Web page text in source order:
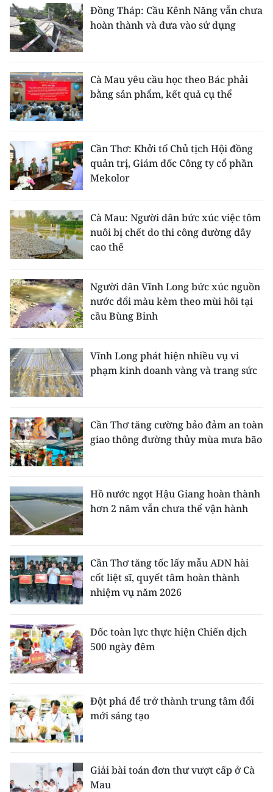
Đồng Tháp: Cầu Kênh Năng vẫn chưa
hoàn thành và đưa vào sử dụng
Cà Mau yêu cầu học theo Bác phải
bằng sản phẩm, kết quả cụ thể
Cần Thơ: Khởi tố Chủ tịch Hội đồng
quản trị, Giám đốc Công ty cổ phần
Mekolor
Cà Mau: Người dân bức xúc việc tôm
nuôi bị chết do thi công đường dây
cao thế
Người dân Vĩnh Long bức xúc nguồn
nước đổi màu kèm theo mùi hôi tại
cầu Bùng Binh
Vĩnh Long phát hiện nhiều vụ vi
phạm kinh doanh vàng và trang sức
Cần Thơ tăng cường bảo đảm an toàn
giao thông đường thủy mùa mưa bão
Hồ nước ngọt Hậu Giang hoàn thành
hơn 2 năm vẫn chưa thể vận hành
Cần Thơ tăng tốc lấy mẫu ADN hài
cốt liệt sĩ, quyết tâm hoàn thành
nhiệm vụ năm 2026
Dốc toàn lực thực hiện Chiến dịch
500 ngày đêm
Đột phá để trở thành trung tâm đổi
mới sáng tạo
Giải bài toán đơn thư vượt cấp ở Cà
Mau